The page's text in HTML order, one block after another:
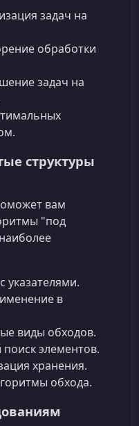
задач на
обработки
задач на
структуры
вам
"под
указателями.
в
виды обходов.
элементов.
хранения.
обхода.